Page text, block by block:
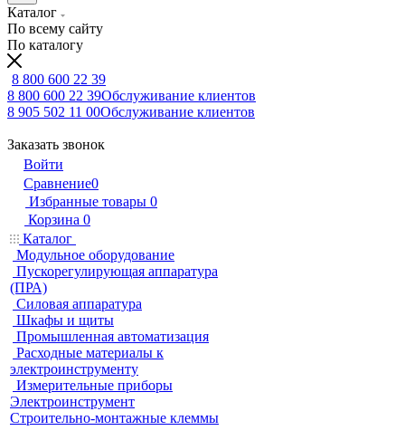
Каталог
По всему сайту
По каталогу
8 800 600 22 39
8 800 600 22 39Обслуживание клиентов
8 905 502 11 00Обслуживание клиентов
Заказать звонок
Войти
Сравнение0
Избранные товары 0
Корзина 0
Каталог
Модульное оборудование
Пускорегулирующая аппаратура
(ПРА)
Силовая аппаратура
Шкафы и щиты
Промышленная автоматизация
Расходные материалы к
электроинструменту
Измерительные приборы
Электроинструмент
Строительно-монтажные клеммы